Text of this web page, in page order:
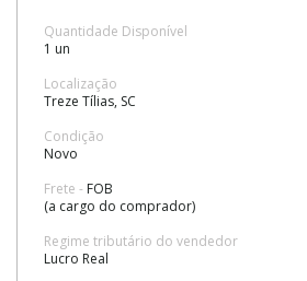
Quantidade Disponível
1 un
Localização
Treze Tílias, SC
Condição
Novo
Frete - FOB
(a cargo do comprador)
Regime tributário do vendedor
Lucro Real